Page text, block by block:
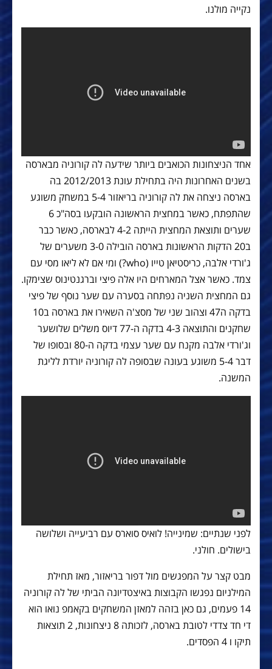
נקייה מולנו.
אחד הניצחונות הכואבים ביותר שידעה לה קורוניה מבארסה
בשנים האחרונות היה בתחילת עונת 2012/2013 בה
בארסה ניצחה את לה קורוניה בריאזור 5-4 במשחק משוגע
שהתפתח, כאשר במחצית הראשונה הובקעו בסה"כ 6
שערים ותוצאת המחצית הייתה 4-2 לבארסה, כאשר כבר
ב20 הדקות הראשונות בארסה הובילה 3-0 משערים של
ג'ורדי אלבה, כריסטיאן טייו (who?) ומי אם לא ליאו מסי עם
צמד. כאשר אצל המארחים היו אלה פיצי וברגנטינוס שצימקו.
גם המחצית השניה נפתחה בסערה עם שער נוסף של פיצי
בדקה ה47 וצהוב שני של מסצ'ה השאירו את בארסה ב10
שחקנים והתוצאה 4-3 בדקה ה-77 דיוס משלים שלושער
וג'ורדי אלבה מקנח עם שער עצמי בדקה ה-80 ובסופו של
דבר 5-4 משוגע בעונה שבסופה לה קורוניה יורדת לליגת
המשנה.
לפני שנתיים: שמינייה! לואיס סוארס עם רביעייה ושלושה
בישולים. חולני.
מבט קצר על המפגשים מול דפור בריאזור, מאז תחילת
המילניום נפגשו הקבוצות באיצטדיונה הביתי של לה קורוניה
14 פעמים, גם כאן בזהה למאזן המשחקים בקאמפ נואו הוא
די חד צדדי לטובת בארסה, לזכותה 8 ניצחונות, 2 תוצאות
תיקו ו 4 הפסדים.